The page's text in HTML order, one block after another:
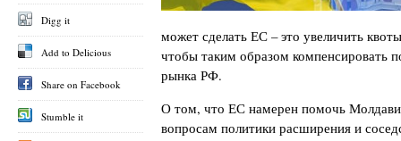
может сделать ЕС – это увеличить
чтобы таким образом компенсировать
рынка РФ.
О том, что ЕС намерен помочь
вопросам политики расширения и
Digg it
Add to Delicious
Share on Facebook
Stumble it